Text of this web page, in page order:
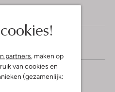
partners, maken op
van cookies en
(gezamenlijk:
3/5